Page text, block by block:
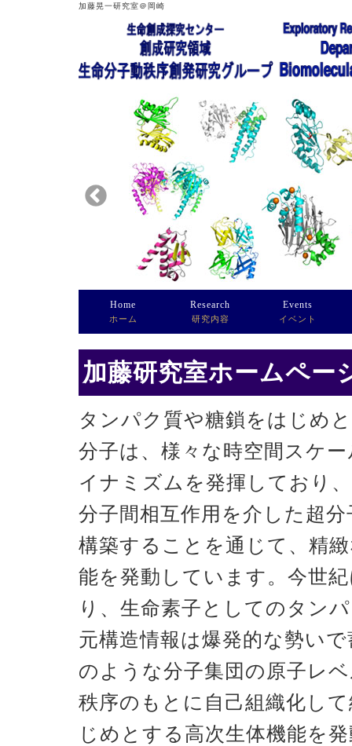
加藤晃一研究室＠岡崎
Home
ホーム
Research
研究内容
Events
イベント
加藤研究室ホームペー
タンパク質や糖鎖をはじめ
分子は、様々な時空間スケ
イナミズムを発揮しており
分子間相互作用を介した超
構築することを通じて、精
能を発動しています。今世
り、生命素子としてのタン
元構造情報は爆発的な勢い
のような分子集団の原子レ
秩序のもとに自己組織化し
じめとする高次生体機能を